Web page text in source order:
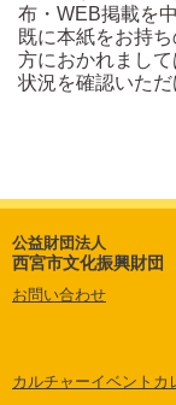
布・WEB掲載を
既に本紙をお持
方におかれまし
状況を確認いただ
公益財団法人
西宮市文化振興財団
お問い合わせ
カルチャーイベントカ